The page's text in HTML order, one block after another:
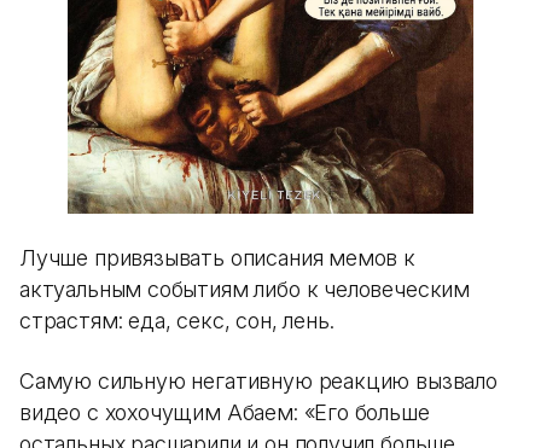
Лучше привязывать описания мемов к
актуальным событиям либо к человеческим
страстям: еда, секс, сон, лень.
Самую сильную негативную реакцию вызвало
видео с хохочущим Абаем: «Его больше